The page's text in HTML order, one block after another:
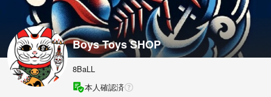
Boys Toys SHOP
8BaLL
本人確認済